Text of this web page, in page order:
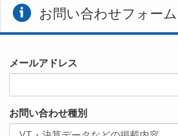
お問い合わせフォーム
メールアドレス
お問い合わせ種別